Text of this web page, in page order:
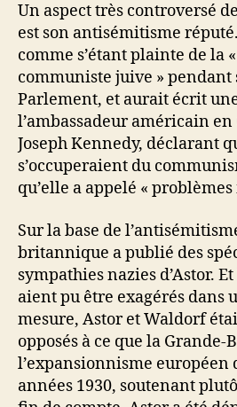
Un aspect très controversé
est son antisémitisme
comme s’étant plainte de la
communiste juive » pendant
Parlement, et aurait écrit
l’ambassadeur américain
Joseph Kennedy, déclarant
s’occuperaient du
qu’elle a appelé «
Sur la base de
britannique a publié des
sympathies nazies d’Astor.
aient pu être exagérés dans
mesure, Astor et Waldorf
opposés à ce que la Grande-
l’expansionnisme européen
années 1930, soutenant